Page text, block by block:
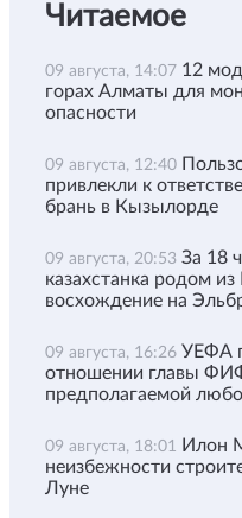
Читаемое
09 августа, 14:07 12
горах Алматы для
опасности
09 августа, 12:40
привлекли к
брань в Кызылорде
09 августа, 20:53 За 18
казахстанка родом
восхождение на
09 августа, 16:26 УЕФА
отношении главы
предполагаемой
09 августа, 18:01
Илон
неизбежности
Луне